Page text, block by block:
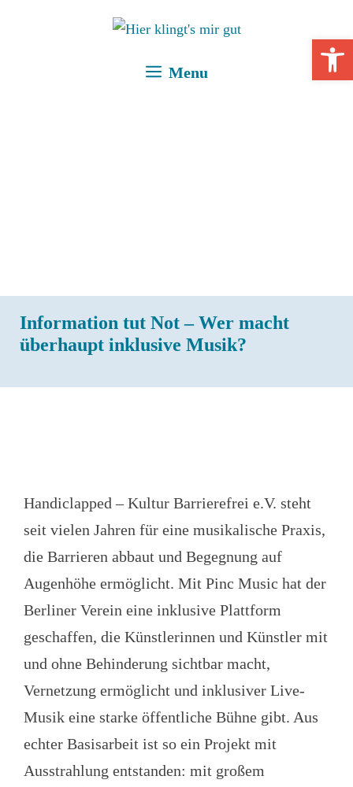
Menu
Information tut Not – Wer macht
überhaupt inklusive Musik?
Handiclapped – Kultur Barrierefrei e.V. steht
seit vielen Jahren für eine musikalische Praxis,
die Barrieren abbaut und Begegnung auf
Augenhöhe ermöglicht. Mit Pinc Music hat der
Berliner Verein eine inklusive Plattform
geschaffen, die Künstlerinnen und Künstler mit
und ohne Behinderung sichtbar macht,
Vernetzung ermöglicht und inklusiver Live-
Musik eine starke öffentliche Bühne gibt. Aus
echter Basisarbeit ist so ein Projekt mit
Ausstrahlung entstanden: mit großem